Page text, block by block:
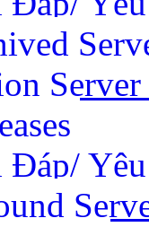
Server
Đáp/